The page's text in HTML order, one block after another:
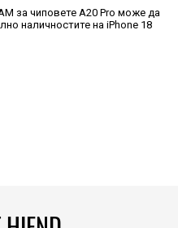
за чиповете A20 Pro може да
наличностите на iPhone 18